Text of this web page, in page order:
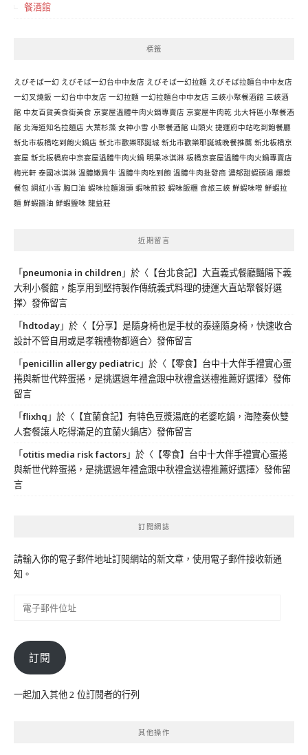
餐酒館
標籤
えびそば一幻 えびそば一幻台中中友店 えびそば一幻拉麵 えびそば拉麵台中中友店
一幻叉燒飯 一幻台中中友店 一幻拉麵 一幻拉麵台中中友店 三峽小聚餐酒館 三峽酒
館 中友百貨美食街美食 京宴屋溫體牛肉火鍋專賣店 京宴屋牛肉乾 北大特區小聚餐酒
館 北海道知名拉麵店 大葉杉藻 女神小雪 小聚餐酒館 山頭火 捷運府中站吃到飽餐廳
新北市板橋吃到飽火鍋店 新北市歡樂耶誕城 新北市歡樂耶誕城晚餐推薦 新北板橋京
宴屋 新北板橋府中京宴屋溫體牛肉火鍋 明果冰淇淋 板橋京宴屋溫體牛肉火鍋專賣店
梅光軒 泰國冰淇淋 溫體嫩肩牛 溫體牛肉吃到飽 溫體牛肉批發商 濃郁甜蝦頭湯 爆漿
餐包 網紅小雪 胸口油 蝦味拉麵湯頭 蝦味煎餃 蝦味飯糰 食旅三峽 鮮蝦味噌 鮮蝦拉
麵 鮮蝦醬油 鮮蝦鹽味 龍益莊
近期留言
「pneumonia in children 」於〈 【台北食記】大直義式餐廳豔陽下義
大利小餐館，能享用到堅持製作傳統義式料理的捷運大直站聚餐好選
擇〉發佈留言
「hdtoday」於〈 【分享】是隨身椅也是手杖的泰達隨身椅，快速收合
設計不管自用或是孝親禮物都適合〉發佈留言
「penicillin allergy pediatric」於〈 【零食】台中十大伴手禮實心蛋
捲與新世代粹蛋捲，是挑選過年禮盒跟中秋禮盒送禮推薦好選擇〉發佈
留言
「flixhq 」於〈 【宜蘭食記】有特色豆漿湯底的老婆吃鍋，海陸奏伙雙
人套餐讓人吃得滿足的宜蘭火鍋店〉發佈留言
「otitis media risk factors」於〈 【零食】台中十大伴手禮實心蛋捲
與新世代粹蛋捲，是挑選過年禮盒跟中秋禮盒送禮推薦好選擇〉發佈留
言
訂閱網誌
請輸入你的電子郵件地址訂閱網站的新文章，使用電子郵件接收新通
知。
件
位
訂閱
一起加入其他 2 位訂閱者的行列
其他操作